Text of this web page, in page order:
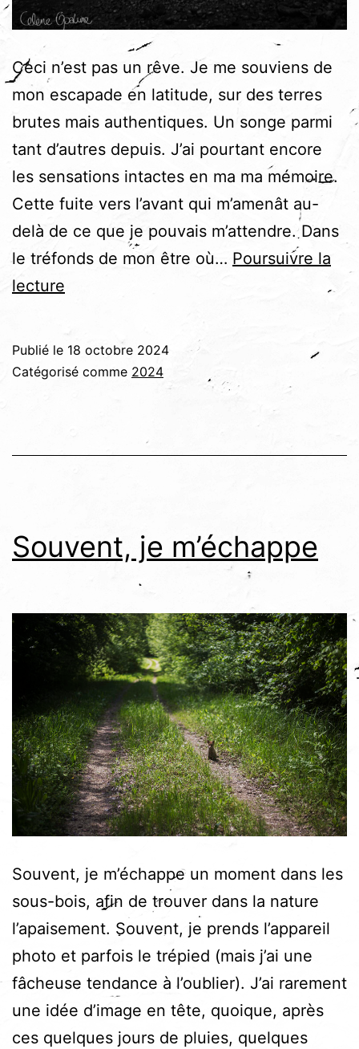
Ceci n’est pas un rêve. Je me souviens de
mon escapade en latitude, sur des terres
brutes mais authentiques. Un songe parmi
tant d’autres depuis. J’ai pourtant encore
les sensations intactes en ma ma mémoire.
Cette fuite vers l’avant qui m’amenât au-
delà de ce que je pouvais m’attendre. Dans
le tréfonds de mon être où… Poursuivre la
lecture
pas
un
Publié le 18 octobre 2024
Catégorisé comme 2024
Souvent, je m’échappe
Souvent, je m’échappe un moment dans les
sous-bois, afin de trouver dans la nature
l’apaisement. Souvent, je prends l’appareil
photo et parfois le trépied (mais j’ai une
fâcheuse tendance à l’oublier). J’ai rarement
une idée d’image en tête, quoique, après
ces quelques jours de pluies, quelques